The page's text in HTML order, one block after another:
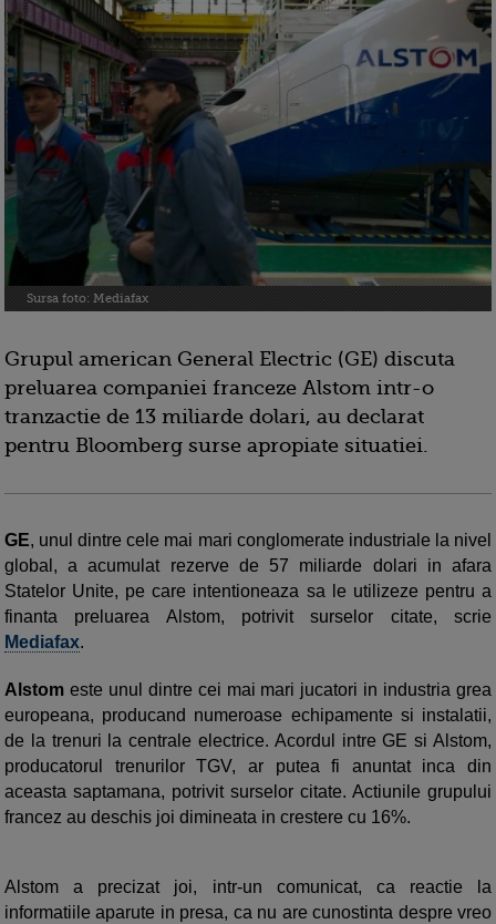
Sursa foto: Mediafax
Grupul american General Electric (GE) discuta
preluarea companiei franceze Alstom intr-o
tranzactie de 13 miliarde dolari, au declarat
pentru Bloomberg surse apropiate situatiei.
GE, unul dintre cele mai mari conglomerate industriale la nivel
global, a acumulat rezerve de 57 miliarde dolari in afara
Statelor Unite, pe care intentioneaza sa le utilizeze pentru a
finanta preluarea Alstom, potrivit surselor citate, scrie
Mediafax.
Alstom este unul dintre cei mai mari jucatori in industria grea
europeana, producand numeroase echipamente si instalatii,
de la trenuri la centrale electrice. Acordul intre GE si Alstom,
producatorul trenurilor TGV, ar putea fi anuntat inca din
aceasta saptamana, potrivit surselor citate. Actiunile grupului
francez au deschis joi dimineata in crestere cu 16%.
Alstom a precizat joi, intr-un comunicat, ca reactie la
informatiile aparute in presa, ca nu are cunostinta despre vreo